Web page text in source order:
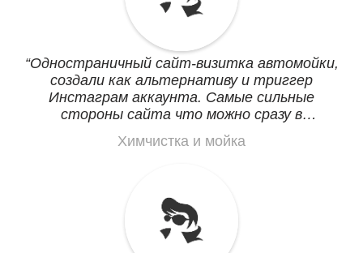
Одностраничный сайт-визитка автомойки,
создали как альтернативу и триггер
Инстаграм аккаунта. Самые сильные
стороны сайта что можно сразу в
мессенджер писать, а не в устарелые формы
заказа звонка и бланки сообщений в никуда.
клиентам в Вайбер и они едут. Может со
временем и лендинги сделаем.
Химчистка и мойка